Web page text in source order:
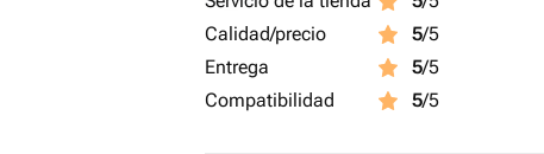
Calidad/precio
5/5
Entrega
5/5
Compatibilidad
5/5